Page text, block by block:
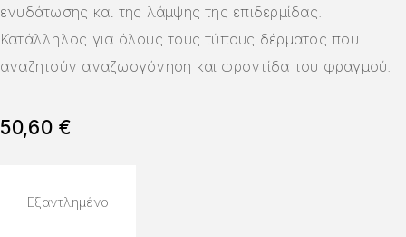
ενυδάτωσης και της λάμψης της επιδερμίδας.
Κατάλληλος για όλους τους τύπους δέρματος που
αναζητούν αναζωογόνηση και φροντίδα του φραγμού.
50,60 €
Εξαντλημένο